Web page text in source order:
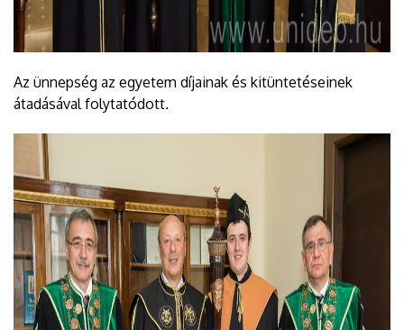
Az ünnepség az egyetem díjainak és kitüntetéseinek
átadásával folytatódott.